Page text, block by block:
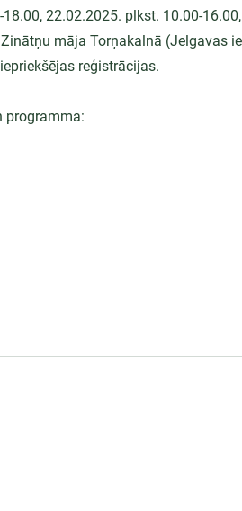
22.02.2025. plkst. 10.00-16.00,
māja Torņakalnā (Jelgavas
reģistrācijas.
programma: